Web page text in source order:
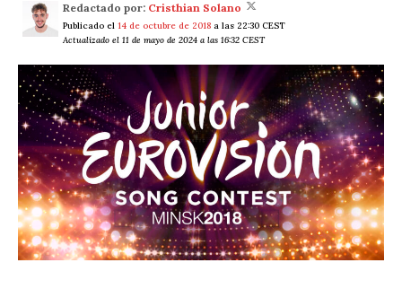
Redactado por: Cristhian Solano
Publicado el 14 de octubre de 2018 a las 22:30 CEST
Actualizado el 11 de mayo de 2024 a las 16:32 CEST